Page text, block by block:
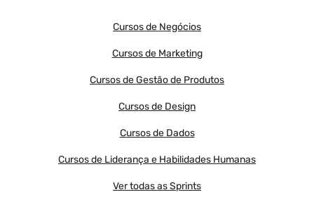
Cursos de Negócios
Cursos de Marketing
Cursos de Gestão de Produtos
Cursos de Design
Cursos de Dados
Cursos de Liderança e Habilidades Humanas
Ver todas as Sprints